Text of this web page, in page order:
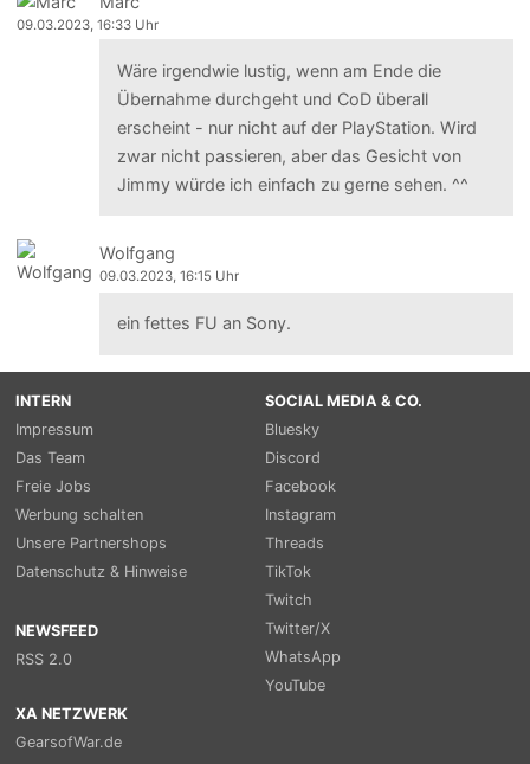
09.03.2023, 16:33 Uhr
Wäre irgendwie lustig, wenn am Ende die
Übernahme durchgeht und CoD überall
erscheint - nur nicht auf der PlayStation. Wird
zwar nicht passieren, aber das Gesicht von
Jimmy würde ich einfach zu gerne sehen. ^^
Wolfgang
09.03.2023, 16:15 Uhr
ein fettes FU an Sony.
INTERN
Impressum
Das Team
Freie Jobs
Werbung schalten
Unsere Partnershops
Datenschutz & Hinweise
NEWSFEED
RSS 2.0
SOCIAL MEDIA & CO.
Bluesky
Discord
Facebook
Instagram
Threads
TikTok
Twitch
Twitter/X
WhatsApp
YouTube
XA NETZWERK
GearsofWar.de